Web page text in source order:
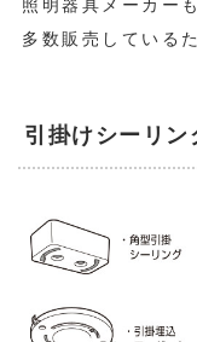
照明器具メーカー
多数販売している
引掛けシーリン